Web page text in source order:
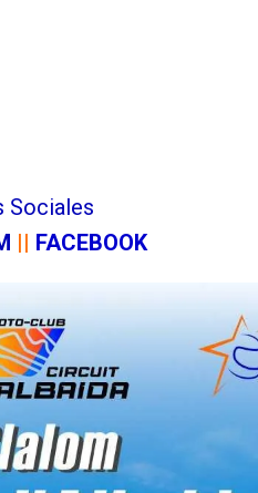
Sociales
|| FACEBOOK